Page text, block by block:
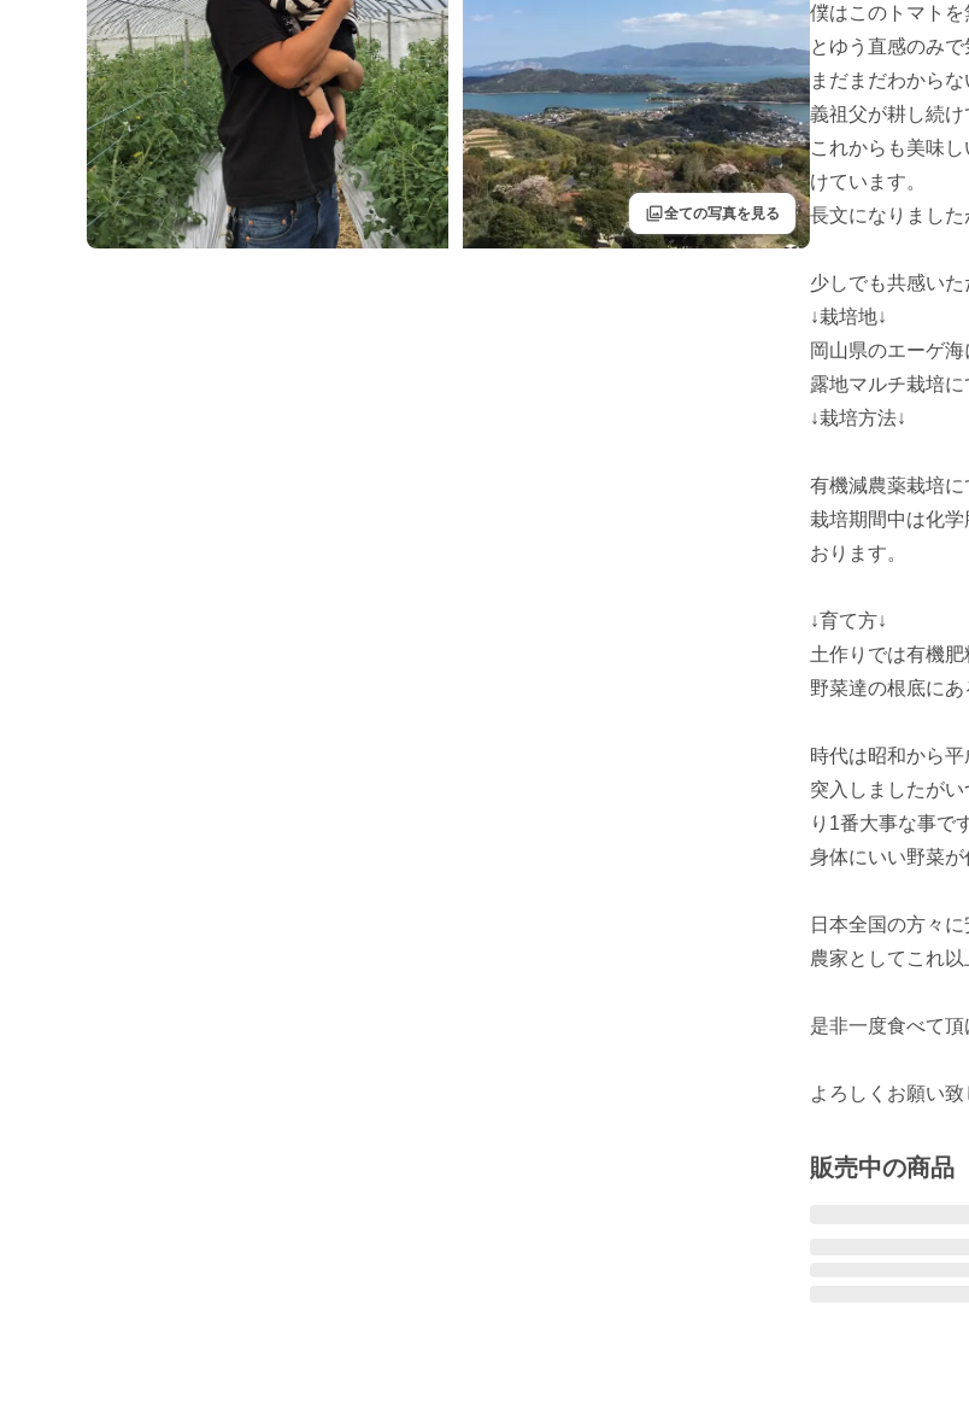
filter全ての写真を見る
僕はこのトマトを
とゆう直感のみ
まだまだわからな
義祖父が耕し続け
これからも美味
けています。
長文になりました
少しでも共感い
↓栽培地↓
岡山県のエーゲ海
露地マルチ栽培
↓栽培方法↓
有機減農薬栽培
栽培期間中は化
おります。
↓育て方↓
土作りでは有機
野菜達の根底に
時代は昭和から
突入しましたが
り1番大事な事で
身体にいい野菜が
日本全国の方々
農家としてこれ以
是非一度食べて頂
よろしくお願い致
販売中の商品